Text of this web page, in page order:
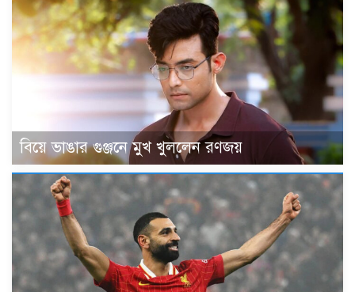
বিয়ে ভাঙার গুঞ্জনে মুখ খুললেন রণজয়